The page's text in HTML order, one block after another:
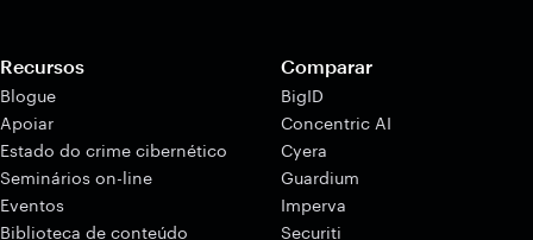
Recursos
Blogue
Apoiar
Estado do crime cibernético
Seminários on-line
Eventos
Biblioteca de conteúdo
Comparar
BigID
Concentric AI
Cyera
Guardium
Imperva
Securiti